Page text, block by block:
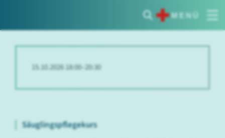
MENÜ
15.10.2026 18:00–20:30
Säuglingspflegekurs